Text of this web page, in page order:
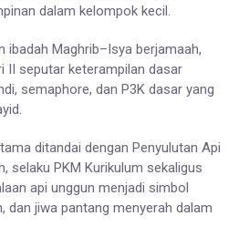
dalam kelompok kecil.
ibadah Maghrib–Isya berjamaah,
II seputar keterampilan dasar
semaphore, dan P3K dasar yang
ditandai dengan Penyulutan Api
selaku PKM Kurikulum sekaligus
api unggun menjadi simbol
dan jiwa pantang menyerah dalam